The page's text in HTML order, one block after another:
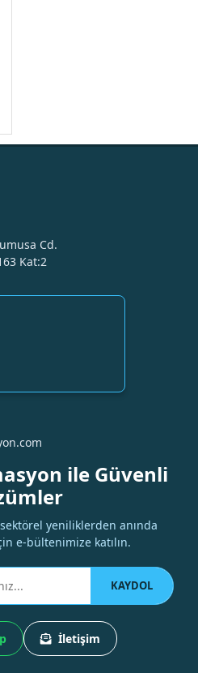
Cd.
Kat:2
ile Güvenli
yeniliklerden anında
e-bültenimize katılın.
KAYDOL
İletişim